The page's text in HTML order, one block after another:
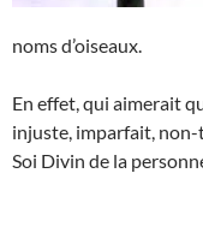
noms d’oiseaux.
En effet, qui aimerait
injuste, imparfait,
Soi Divin de la